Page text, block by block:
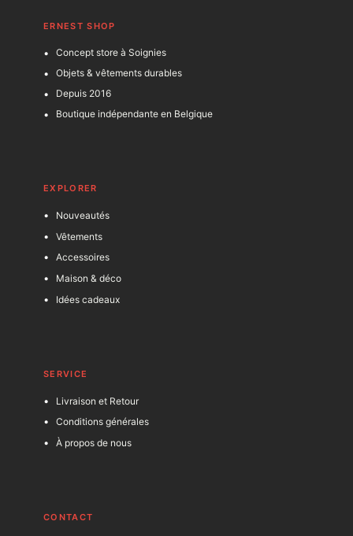
ERNEST SHOP
Concept store à Soignies
Objets & vêtements durables
Depuis 2016
Boutique indépendante en Belgique
EXPLORER
Nouveautés
Vêtements
Accessoires
Maison & déco
Idées cadeaux
SERVICE
Livraison et Retour
Conditions générales
À propos de nous
CONTACT